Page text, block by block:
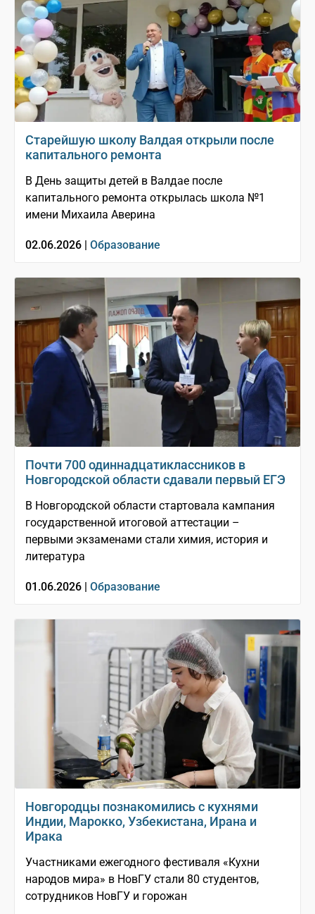
Старейшую школу Валдая открыли после
капитального ремонта
В День защиты детей в Валдае после
капитального ремонта открылась школа №1
имени Михаила Аверина
02.06.2026 | Образование
Почти 700 одиннадцатиклассников в
Новгородской области сдавали первый ЕГЭ
В Новгородской области стартовала кампания
государственной итоговой аттестации –
первыми экзаменами стали химия, история и
литература
01.06.2026 | Образование
Новгородцы познакомились с кухнями
Индии, Марокко, Узбекистана, Ирана и
Ирака
Участниками ежегодного фестиваля «Кухни
народов мира» в НовГУ стали 80 студентов,
сотрудников НовГУ и горожан